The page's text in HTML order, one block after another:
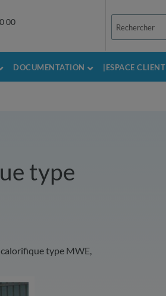
00
DOCUMENTATION |ESPACE CLIENT|
type
type MWE,